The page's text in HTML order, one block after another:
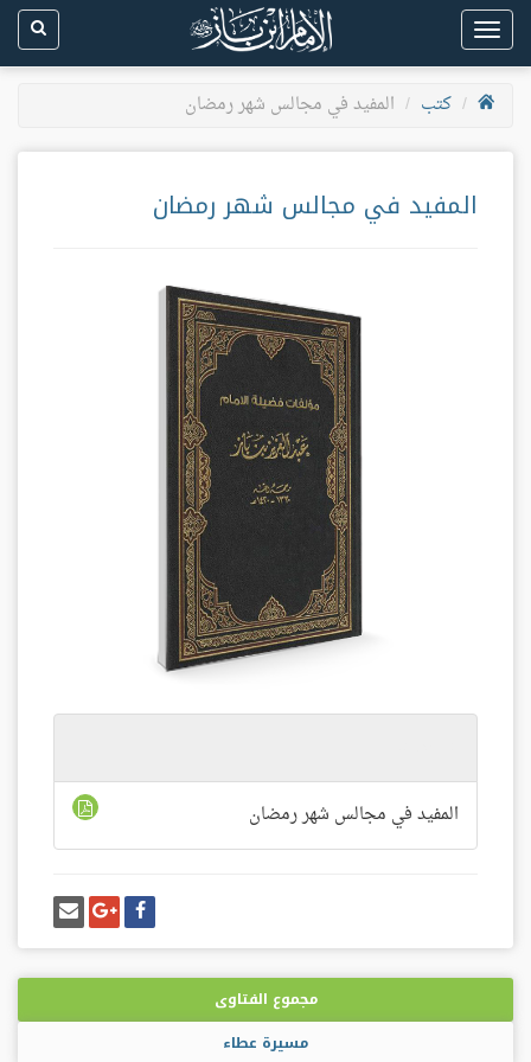
Toggle
navigation
كتب
المفيد في مجالس شهر رمضان
المفيد في مجالس شهر رمضان
المفيد في مجالس شهر رمضان
شارك
على
فيسبوك
شارك
على
غوغل
بلس
إرسل
إيميل
مجموع الفتاوى
مسيرة عطاء